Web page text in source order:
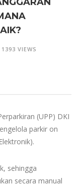
1393 VIEWS
(UPP) DKI
parkir on
sehingga
secara manual